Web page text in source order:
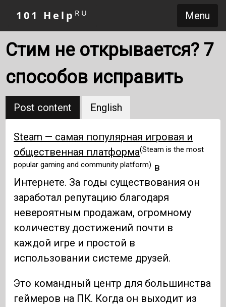
Menu
101 Help RU
Стим не открывается? 7
способов исправить
Post content English
Steam — самая популярная игровая и
общественная платформа(Steam is the most
popular gaming and community platform) в
Интернете. За годы существования он
заработал репутацию благодаря
невероятным продажам, огромному
количеству достижений почти в
каждой игре и простой в
использовании системе друзей.
Это командный центр для большинства
геймеров на ПК. Когда он выходит из